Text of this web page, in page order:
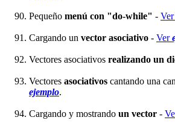
Pequeño menú con "do-while" - Ver
Cargando un vector asociativo - Ver
Vectores asociativos realizando un
Vectores asociativos cantando una
ejemplo.
Cargando y mostrando un vector -